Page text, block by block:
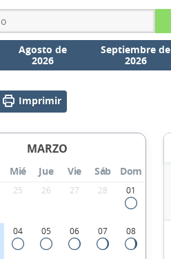
Agosto de
2026
Septiembre de
2026
Imprimir
MARZO
Mié Jue Vie Sáb Dom
25 26 27 28 01
04 05 06 07 08